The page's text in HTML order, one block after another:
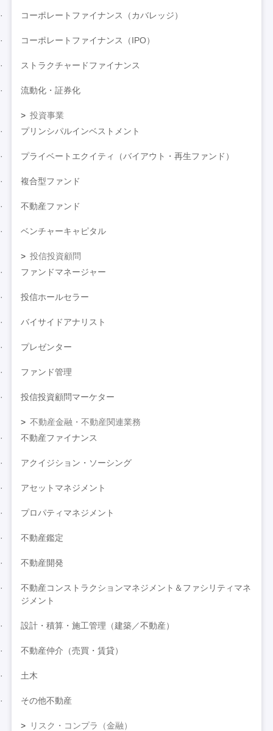
コーポレートファイナンス（カバレッジ）
コーポレートファイナンス（IPO）
ストラクチャードファイナンス
流動化・証券化
投資事業
プリンシパルインベストメント
プライベートエクイティ（バイアウト・再生ファンド）
複合型ファンド
不動産ファンド
ベンチャーキャピタル
投信投資顧問
ファンドマネージャー
投信ホールセラー
バイサイドアナリスト
プレゼンター
ファンド管理
投信投資顧問マーケター
不動産金融・不動産関連業務
不動産ファイナンス
アクイジション・ソーシング
アセットマネジメント
プロパティマネジメント
不動産鑑定
不動産開発
不動産コンストラクションマネジメント＆ファシリティマネ
ジメント
設計・積算・施工管理（建築／不動産）
不動産仲介（売買・賃貸）
土木
その他不動産
リスク・コンプラ（金融）